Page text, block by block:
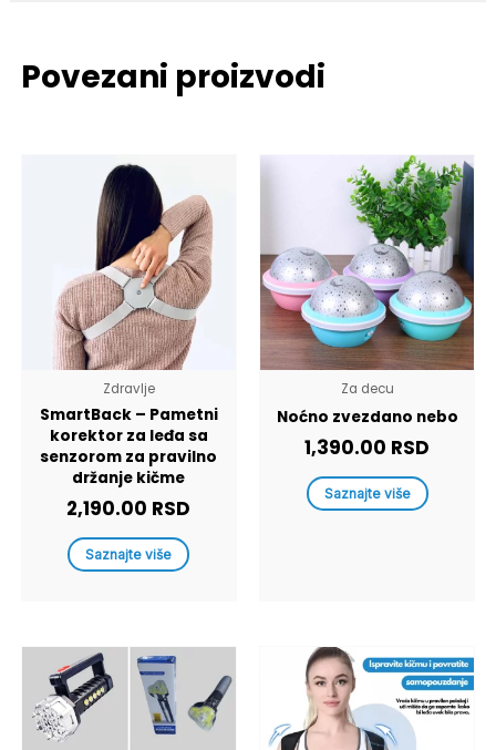
Povezani proizvodi
Zdravlje
SmartBack – Pametni
korektor za leđa sa
senzorom za pravilno
držanje kičme
2,190.00 RSD
Saznajte više
Za decu
Noćno zvezdano nebo
1,390.00 RSD
Saznajte više